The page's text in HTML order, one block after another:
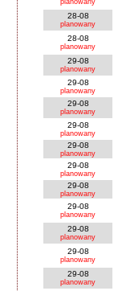
planowany
28-08
planowany
28-08
planowany
29-08
planowany
29-08
planowany
29-08
planowany
29-08
planowany
29-08
planowany
29-08
planowany
29-08
planowany
29-08
planowany
29-08
planowany
29-08
planowany
29-08
planowany